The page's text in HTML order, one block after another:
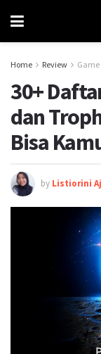
Home Review Game
30+
dan
Bisa
by Listiorini